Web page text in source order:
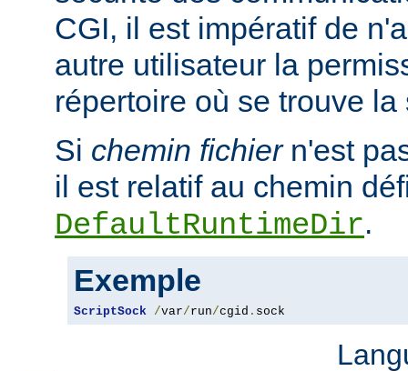
CGI, il est impératif de
autre utilisateur la
répertoire où se trouve la
Si chemin fichiern'est
il est relatif au chemin
DefaultRuntimeDir.
Exemple
ScriptSock /var/run/cgid . sock